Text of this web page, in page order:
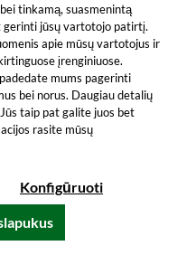
tinkamą, suasmenintą
gerinti jūsų vartotojo patirtį.
apie mūsų vartotojus ir
įrenginiuose.
mums pagerinti
bei norus. Daugiau detalių
taip pat galite juos bet
rasite mūsų
Konfigūruoti